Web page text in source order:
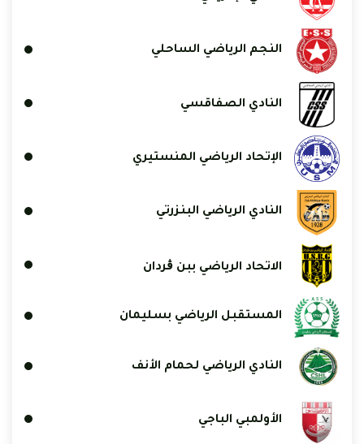
النجم الرياضي الساحلي
النادي الصفاقسي
الإتحاد الرياضي المنستيري
النادي الرياضي البنزرتي
الاتحاد الرياضي ببن ڨردان
المستقبل الرياضي بسليمان
النادي الرياضي لحمام الأنف
الأولمبي الباجي